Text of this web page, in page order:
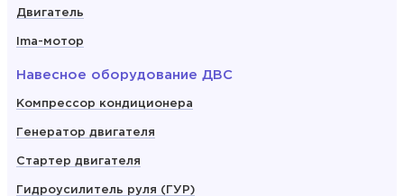
Двигатель
Ima-мотор
Навесное оборудование ДВС
Компрессор кондиционера
Генератор двигателя
Стартер двигателя
Гидроусилитель руля (ГУР)